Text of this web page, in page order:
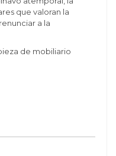
que valoran la
a la
de mobiliario